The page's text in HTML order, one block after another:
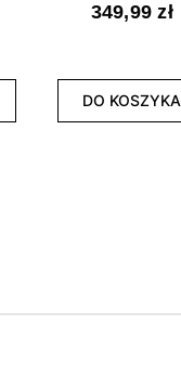
349,99 zł
DO KOSZYKA